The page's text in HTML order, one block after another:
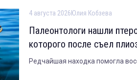
4 августа 2026Юлия Кобзева
Палеонтологи нашли
которого после съел
Редчайшая находка помогла